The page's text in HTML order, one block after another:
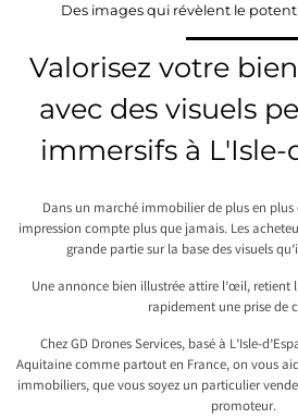
Des images qui révèlent le
Valorisez votre
avec des visuels
immersifs à L'Isle-
Dans un marché immobilier de plus en
impression compte plus que jamais. Les
grande partie sur la base des visuels
Une annonce bien illustrée attire l’œil, retient
rapidement une prise de
Chez GD Drones Services, basé à L’Isle-
Aquitaine comme partout en France, on vous
immobiliers, que vous soyez un particulier
promoteur.